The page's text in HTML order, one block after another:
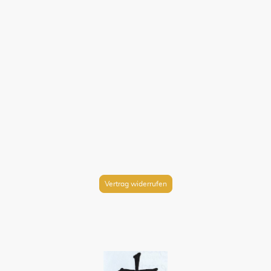
Vertrag widerrufen